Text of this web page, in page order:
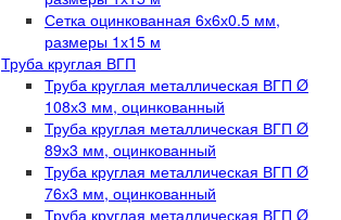
Сетка оцинкованная 6х6х0.5 мм,
размеры 1х15 м
Труба круглая ВГП
Труба круглая металлическая ВГП Ø
108х3 мм, оцинкованный
Труба круглая металлическая ВГП Ø
89х3 мм, оцинкованный
Труба круглая металлическая ВГП Ø
76х3 мм, оцинкованный
Труба круглая металлическая ВГП Ø